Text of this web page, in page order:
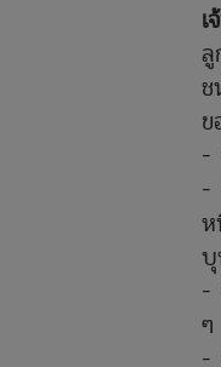
-
-
ห
บุ
-
ๆ